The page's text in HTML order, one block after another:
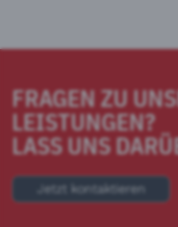
FRAGEN ZU
LEISTUNGEN?
LASS UNS
Jetzt kontaktieren